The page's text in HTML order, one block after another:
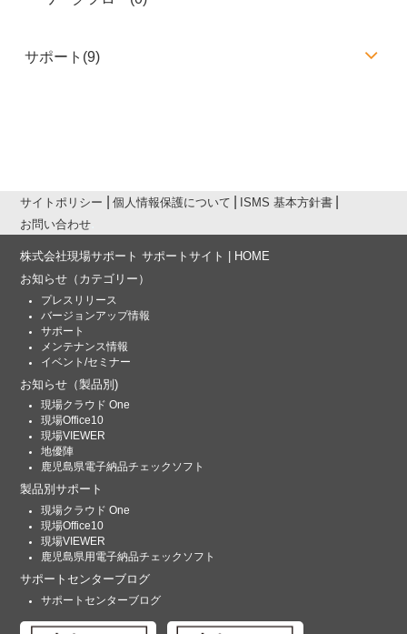
サポート(9)
サイトポリシー 個人情報保護について
ISMS 基本方針書
お問い合わせ
株式会社現場サポート サポートサイト | HOME
お知らせ （カテゴリー）
プレスリリース
バージョンアップ情報
サポート
メンテナンス情報
イベント/セミナー
お知らせ （製品別)
現場クラウド One
現場Office10
現場VIEWER
地優陣
鹿児島県電子納品チェックソフト
製品別サポート
現場クラウド One
現場Office10
現場VIEWER
鹿児島県用電子納品チェックソフト
サポートセンターブログ
サポートセンターブログ